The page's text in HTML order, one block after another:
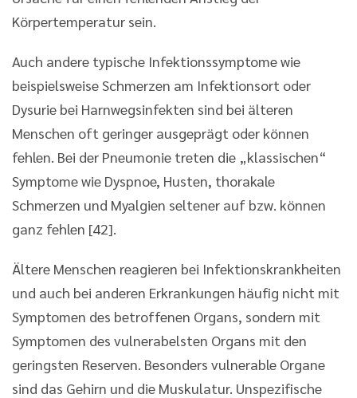
Körpertemperatur sein.
Auch andere typische Infektionssymptome wie
beispielsweise Schmerzen am Infektionsort oder
Dysurie bei Harnwegsinfekten sind bei älteren
Menschen oft geringer ausgeprägt oder können
fehlen. Bei der Pneumonie treten die „klassischen“
Symptome wie Dyspnoe, Husten, thorakale
Schmerzen und Myalgien seltener auf bzw. können
ganz fehlen [42].
Ältere Menschen reagieren bei Infektionskrankheiten
und auch bei anderen Erkrankungen häufig nicht mit
Symptomen des betroffenen Organs, sondern mit
Symptomen des vulnerabelsten Organs mit den
geringsten Reserven. Besonders vulnerable Organe
sind das Gehirn und die Muskulatur. Unspezifische